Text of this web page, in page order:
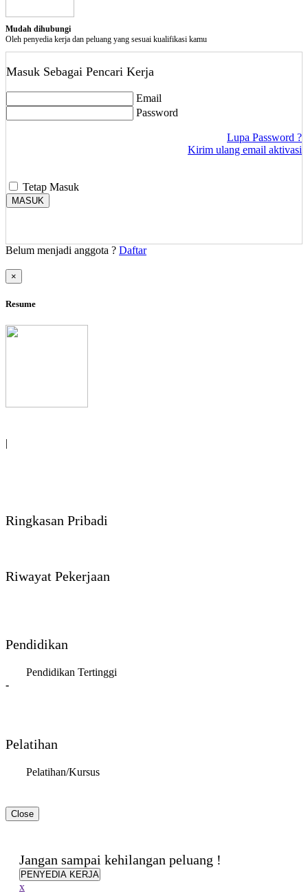
Mudah dihubungi
Oleh penyedia kerja dan peluang yang sesuai kualifikasi kamu
Masuk Sebagai Pencari Kerja
Email
Password
Lupa Password ?
Kirim ulang email aktivasi
Tetap Masuk
MASUK
Belum menjadi anggota ? Daftar
×
Resume
|
Ringkasan Pribadi
Riwayat Pekerjaan
Pendidikan
Pendidikan Tertinggi
-
Pelatihan
Pelatihan/Kursus
Jenis Disabilitas
Alat Bantu yang dibutuhkan
Close
Jangan sampai kehilangan peluang !
PENYEDIA KERJA
x